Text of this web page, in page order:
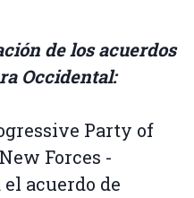
de los acuerdos
Occidental:
Party of
Forces -
el acuerdo de